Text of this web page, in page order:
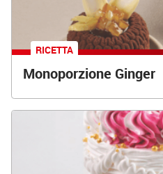
RICETTA
Monoporzione Ginger